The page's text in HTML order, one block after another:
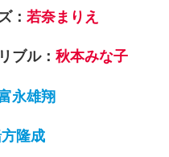
： 若奈まりえ
ブル： 秋本みな子
永雄翔
隆成